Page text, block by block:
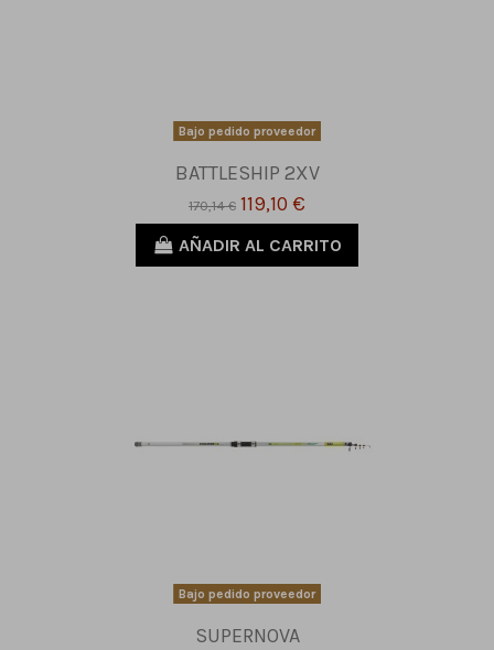
Bajo pedido proveedor
BATTLESHIP 2XV
170,14 € 119,10 €
AÑADIR AL CARRITO
Bajo pedido proveedor
SUPERNOVA